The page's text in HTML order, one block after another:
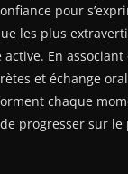
pour
les plus
active. En
et échange
chaque
progresser sur le